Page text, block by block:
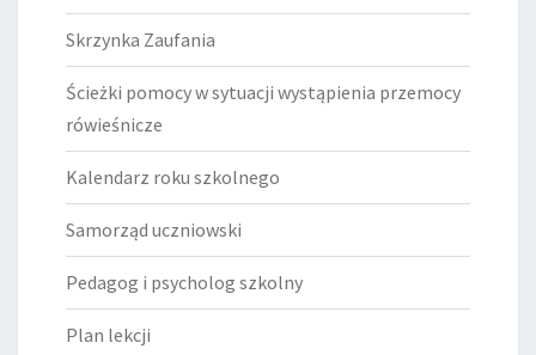
Skrzynka Zaufania
Ścieżki pomocy w sytuacji wystąpienia przemocy
rówieśnicze
Kalendarz roku szkolnego
Samorząd uczniowski
Pedagog i psycholog szkolny
Plan lekcji